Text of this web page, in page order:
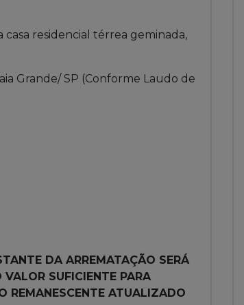
residencial térrea geminada,
Grande/ SP (Conforme Laudo de
DA ARREMATAÇÃO SERÁ
SUFICIENTE PARA
REMANESCENTE ATUALIZADO